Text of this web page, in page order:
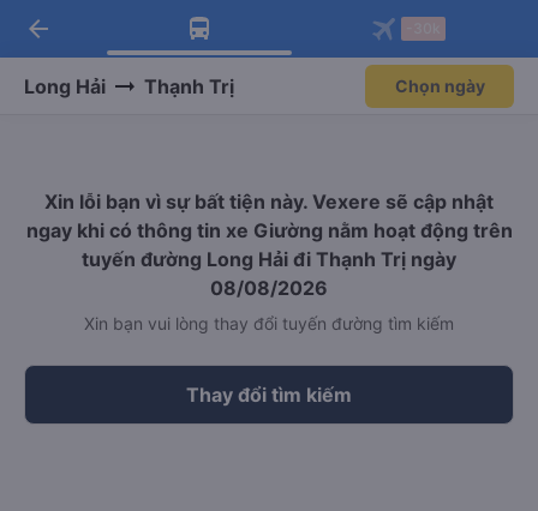
Tải app Vexere ngay!
Nhận ưu đãi thành viên độc
Mở app
Tải app Vexere
-30k/ghế khi đặt vé máy bay qua
Mở app
arrow_back
Long Hải Thạnh Trị Chọn ngày
Xin lỗi bạn vì sự bất tiện này. Vexere sẽ cập nhật
ngay khi có thông tin xe Giường nằm hoạt động trên
tuyến đường Long Hải đi Thạnh Trị ngày
08/08/2026
Xin bạn vui lòng thay đổi tuyến đường tìm kiếm
Thay đổi tìm kiếm